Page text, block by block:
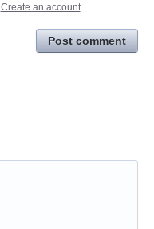
Create an account
Post comment